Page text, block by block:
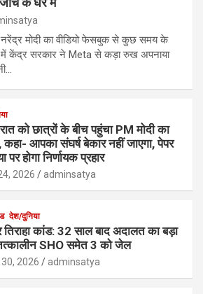
नरेंद्र मोदी का वीडियो फेसबुक से कुछ समय के
में केंद्र सरकार ने Meta से कड़ा रुख अपनाया
को छात्रों के बीच पहुंचा PM मोदी का
आपका संघर्ष बेकार नहीं जाएगा, पेपर
पर होगा निर्णायक प्रहार
2026 adminsatya
देश/दुनिया
तिराहा कांड: 32 साल बाद अदालत का बड़ा
SHO समेत 3 को जेल
2026 adminsatya